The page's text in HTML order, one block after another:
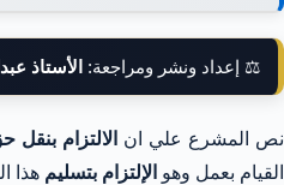
⚖️ إعداد ونشر ومراجعة: الأستاذ
نص المشرع علي ان الالتزام بنقل
القيام بعمل وهو الإلتزام بتسليم هذا